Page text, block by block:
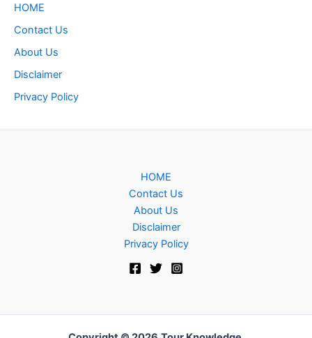
HOME
Contact Us
About Us
Disclaimer
Privacy Policy
HOME
Contact Us
About Us
Disclaimer
Privacy Policy